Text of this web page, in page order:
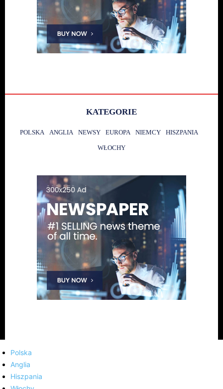
KATEGORIE
POLSKA ANGLIA NEWSY EUROPA NIEMCY HISZPANIA
WŁOCHY
Polska
Anglia
Hiszpania